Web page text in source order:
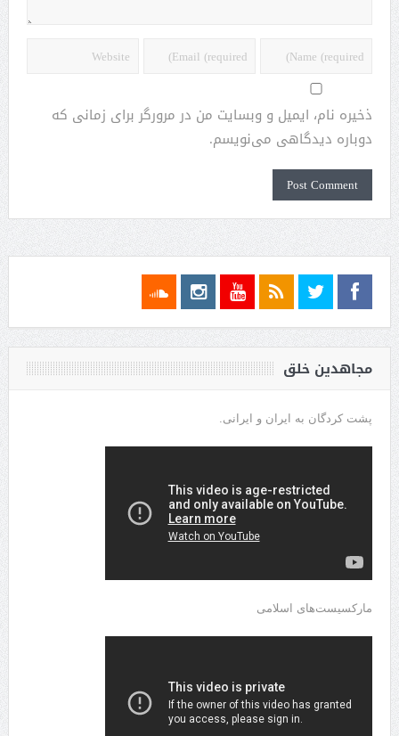
ذخیره نام، ایمیل و وبسایت من در مرورگر برای زمانی که
دوباره دیدگاهی می‌نویسم.
مجاهدین خلق
پشت کردگان به ایران و ایرانی.
مارکسیست‌های اسلامی